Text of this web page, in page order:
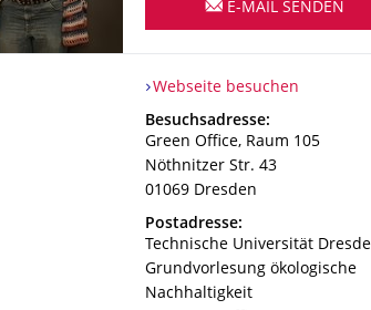
E-MAIL SENDEN
Webseite besuchen
Adresse
Besuchsadresse:
Green Office, Raum 105
Nöthnitzer Str. 43
01069 Dresden
Adresse
Postadresse:
Technische Universität
Grundvorlesung ökologische
Nachhaltigkeit